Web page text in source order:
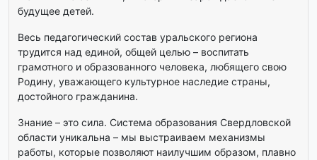
будущее детей.
Весь педагогический состав уральского региона
трудится над единой, общей целью – воспитать
грамотного и образованного человека, любящего свою
Родину, уважающего культурное наследие страны,
достойного гражданина.
Знание – это сила. Система образования Свердловской
области уникальна – мы выстраиваем механизмы
работы, которые позволяют наилучшим образом, плавно